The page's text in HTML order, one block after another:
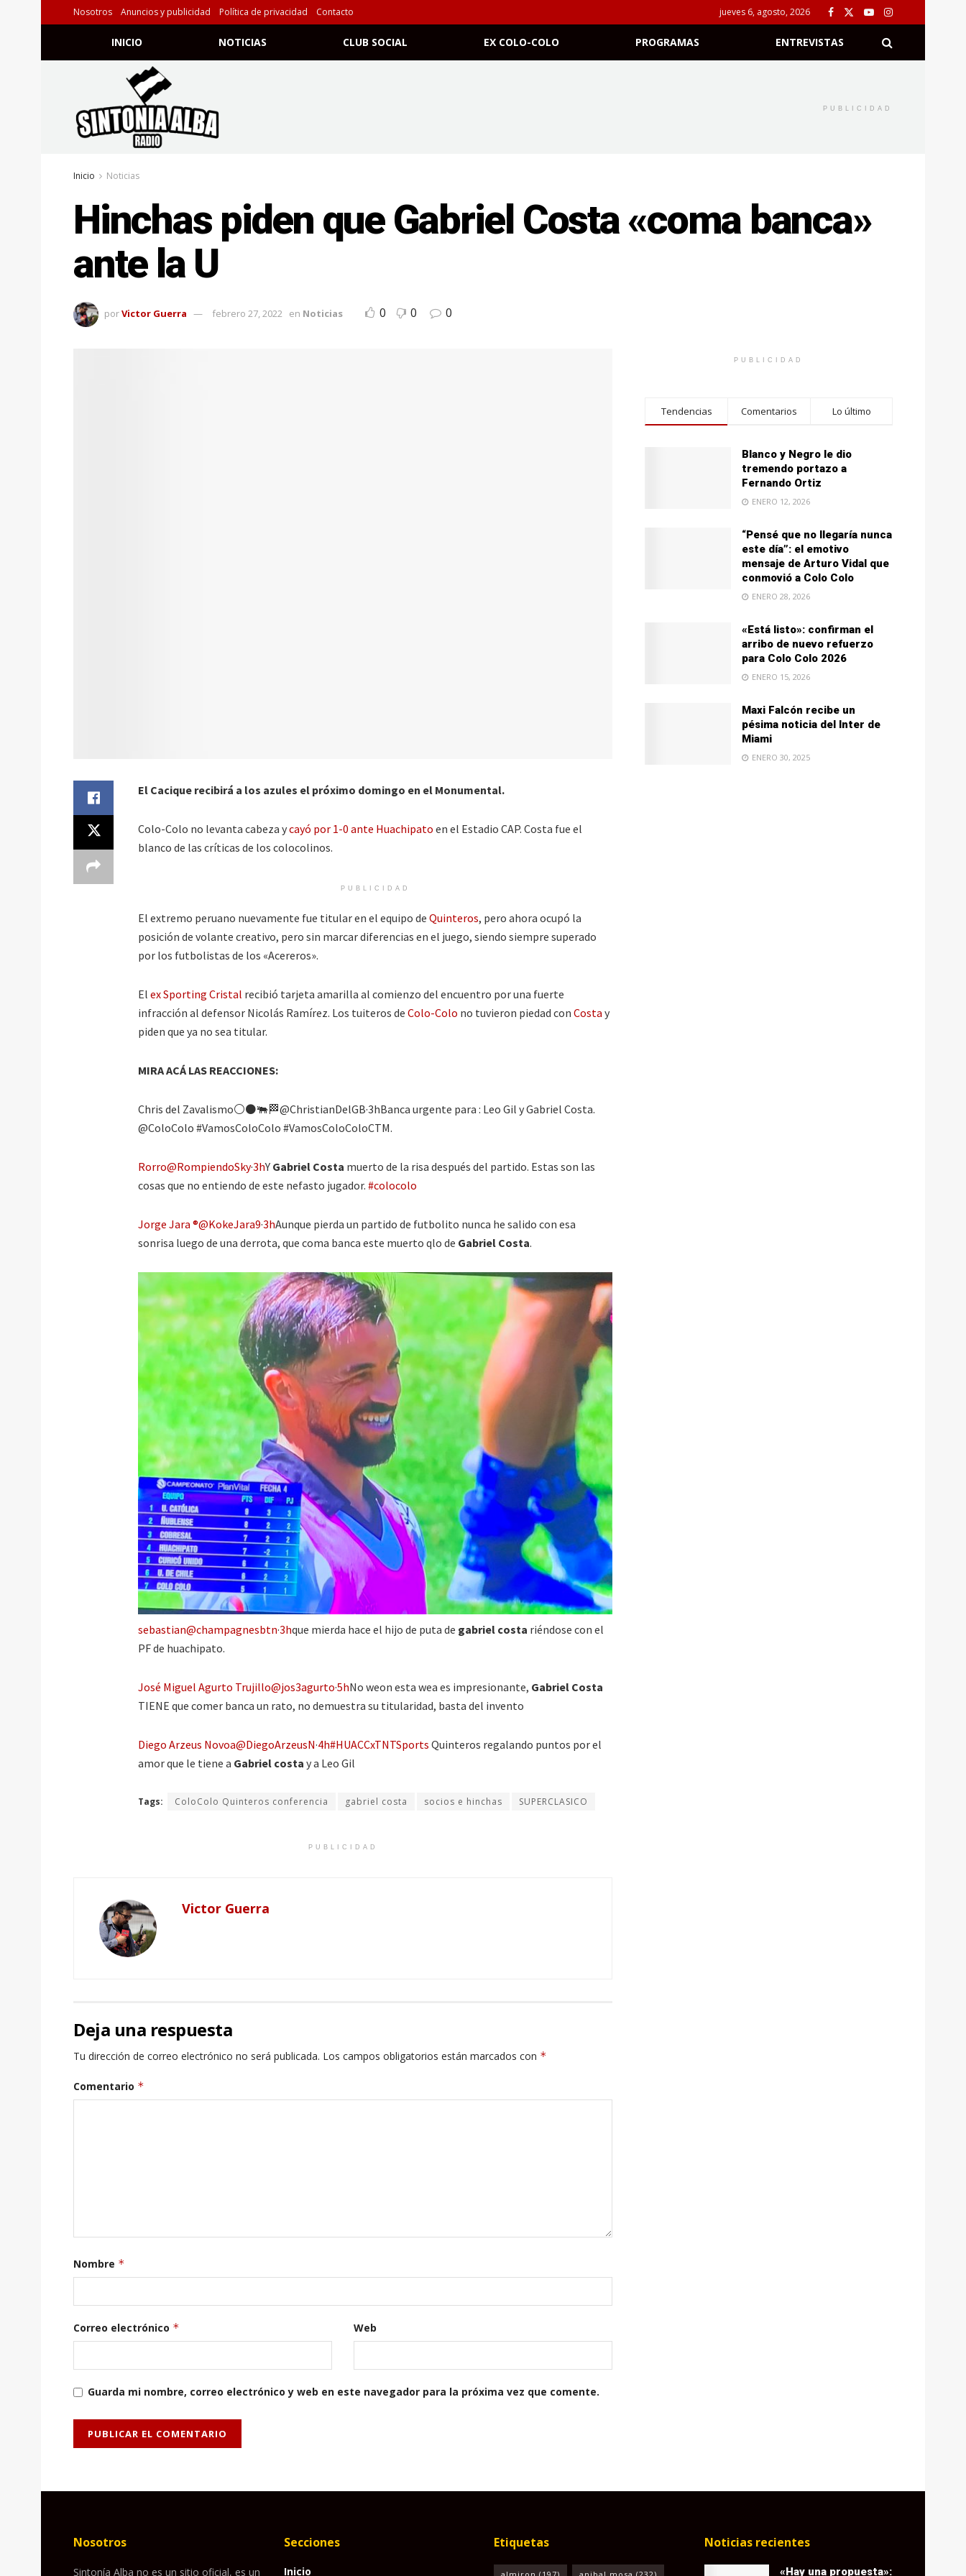
Nosotros Anuncios y publicidad Política de privacidad Contacto jueves 6, agosto, 2026
INICIO NOTICIAS CLUB SOCIAL EX COLO-COLO PROGRAMAS ENTREVISTAS
PUBLICIDAD
Inicio Noticias
Hinchas piden que Gabriel Costa «coma banca»
ante la U
porVictor Guerra febrero 27, 2022 en Noticias 0 0 0
El Cacique recibirá a los azules el próximo domingo en el Monumental.
Colo-Colo no levanta cabeza ycayó por 1-0 ante Huachipato en el Estadio CAP. Costa fue el
blanco de las críticas de los colocolinos.
PUBLICIDAD
El extremo peruano nuevamente fue titular en el equipo de Quinteros, pero ahora ocupó la
posición de volante creativo, pero sin marcar diferencias en el juego, siendo siempre superado
por los futbolistas de los «Acereros».
El ex Sporting Cristal recibió tarjeta amarilla al comienzo del encuentro por una fuerte
infracción al defensor Nicolás Ramírez. Los tuiteros de Colo-Colo no tuvieron piedad con Costa y
piden que ya no sea titular.
MIRA ACÁ LAS REACCIONES:
Chris del Zavalismo⚪⚫🐃🏁@ChristianDelGB·3hBanca urgente para : Leo Gil y Gabriel Costa.
@ColoColo #VamosColoColo #VamosColoColoCTM.
Rorro@RompiendoSky·3hY Gabriel Costa muerto de la risa después del partido. Estas son las
cosas que no entiendo de este nefasto jugador. #colocolo
Jorge Jara ®@KokeJara9·3hAunque pierda un partido de futbolito nunca he salido con esa
sonrisa luego de una derrota, que coma banca este muerto qlo de Gabriel Costa.
sebastian@champagnesbtn·3hque mierda hace el hijo de puta de gabriel costa riéndose con el
PF de huachipato.
José Miguel Agurto Trujillo@jos3agurto·5hNo weon esta wea es impresionante, Gabriel Costa
TIENE que comer banca un rato, no demuestra su titularidad, basta del invento
Diego Arzeus Novoa@DiegoArzeusN·4h#HUACCxTNTSports Quinteros regalando puntos por el
amor que le tiene a Gabriel costa y a Leo Gil
Tags: ColoColo Quinteros conferencia gabriel costa socios e hinchas SUPERCLASICO
PUBLICIDAD
Victor Guerra
Deja una respuesta
Tu dirección de correo electrónico no será publicada. Los campos obligatorios están marcados con *
Comentario *
Nombre *
Correo electrónico * Web
Guarda mi nombre, correo electrónico y web en este navegador para la próxima vez que comente.
PUBLICIDAD
Tendencias Comentarios Lo último
Blanco y Negro le dio
tremendo portazo a
Fernando Ortiz
ENERO 12, 2026
“Pensé que no llegaría nunca
este día”: el emotivo
mensaje de Arturo Vidal que
conmovió a Colo Colo
ENERO 28, 2026
«Está listo»: confirman el
arribo de nuevo refuerzo
para Colo Colo 2026
ENERO 15, 2026
Maxi Falcón recibe un
pésima noticia del Inter de
Miami
ENERO 30, 2025
Nosotros
Sintonía Alba no es un sitio oficial, es un
Secciones
Inicio
Etiquetas Noticias recientes
«Hay una propuesta»: